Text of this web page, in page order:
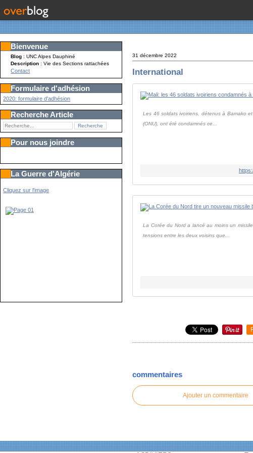
Bienvenue
Blog : UNC Alpes Dauphiné
Description: Vie des Sections rattachées
Contact
Formulaire d'adhésion
2020: formulaire d'adhésion
Recherche Article
Pour nous joindre
La Guerre d'Algérie
Cliquez sur l'image
31 décembre 2022
International
Les 46 soldats ivoiriens, détenus à Bamako
(ONU), ont été condamnés ce...
La Corée du Nord a lancé au moins un
tensions entre les deux voisins que...
commentaires
Ajouter un commentaire